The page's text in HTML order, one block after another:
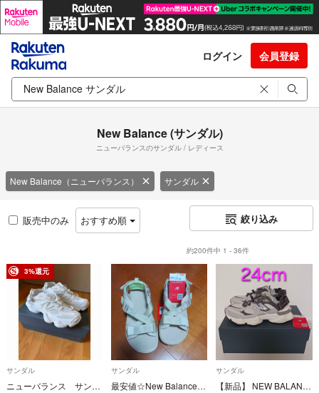
ログイン 会員登録
New Balance (サンダル)
ニューバランスのサンダル / レディース
New Balance（ニューバランス） サンダル
販売中のみ おすすめ順 絞り込み
約200件中 1 - 36件
3%還元
サンダル
ニューバランス サンダル 9060ホワイト
サンダル
最安値☆New Balance ニューバランス スニーカーサンダル 2950 v2 Strap Sandal 24cm
サンダル
【新品】 NEW BALANCE ニューバランス 90/60 Summer 9060 24